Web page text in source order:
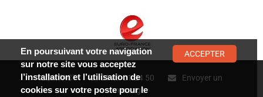
CONTACT : 01 47 01 34 50
Envoyer un
message
En poursuivant votre navigation
sur notre site vous acceptez
l’installation et l’utilisation de
cookies sur votre poste pour le
ACCEPTER